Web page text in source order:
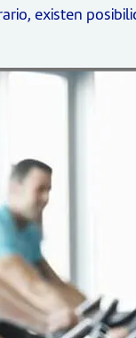
existen